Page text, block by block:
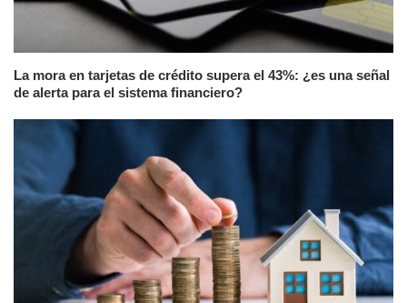
La mora en tarjetas de crédito supera el 43%: ¿es una señal
de alerta para el sistema financiero?